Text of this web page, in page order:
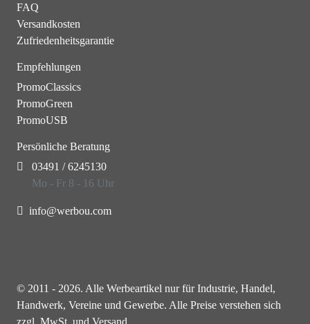
FAQ
Versandkosten
Zufriedenheitsgarantie
Empfehlungen
PromoClassics
PromoGreen
PromoUSB
Persönliche Beratung
03491 / 6245130
Mo - Fr 8 - 16 Uhr
info@werbou.com
© 2011 - 2026. Alle Werbeartikel nur für Industrie, Handel,
Handwerk, Vereine und Gewerbe. Alle Preise verstehen sich
zzgl. MwSt. und Versand.